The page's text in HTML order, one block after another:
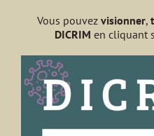
Vous pouvez visionner,
DICRIM en cliquant